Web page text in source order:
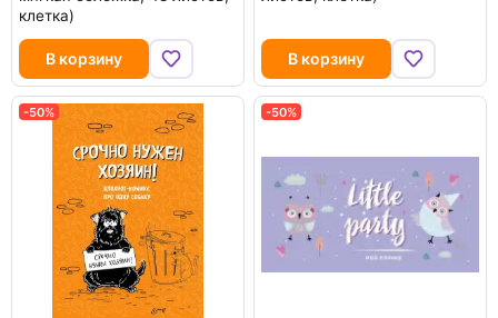
клетка)
В корзину В корзину
-50% -50%